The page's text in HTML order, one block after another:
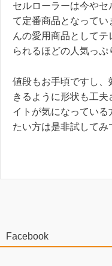
セルローラーは今や
て定番商品となってい
んの愛用商品として
られるほどの人気っぷ
値段もお手頃ですし
きるように形状も工
イトが気になってい
たい方は是非試してみ
Facebook